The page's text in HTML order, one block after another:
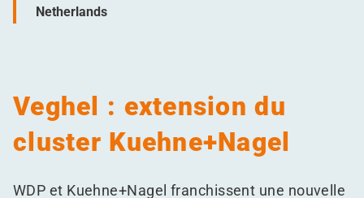
Netherlands
Veghel : extension du
cluster Kuehne+Nagel
WDP et Kuehne+Nagel franchissent une nouvelle